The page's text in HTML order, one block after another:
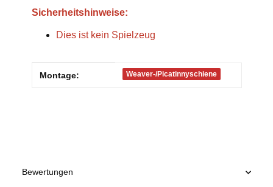
Sicherheitshinweise:
Dies ist kein Spielzeug
Produkteigenschaft
Wert
Montage: Weaver-/Picatinnyschiene
Bewertungen